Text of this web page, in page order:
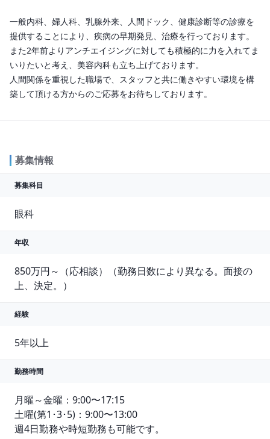
一般内科、婦人科、乳腺外来、人間ドック、健康診断等の診療を
提供することにより、疾病の早期発見、治療を行っております。
また2年前よりアンチエイジングに対しても積極的に力を入れてま
いりたいと考え、美容内科も立ち上げております。
人間関係を重視した職場で、スタッフと共に働きやすい環境を構
築して頂ける方からのご応募をお待ちしております。
募集情報
募集科目
眼科
年収
850万円～（応相談）（勤務日数により異なる。面接の
上、決定。）
経験
5年以上
勤務時間
月曜～金曜：9:00〜17:15
土曜(第1･3･5)：9:00〜13:00
週4日勤務や時短勤務も可能です。